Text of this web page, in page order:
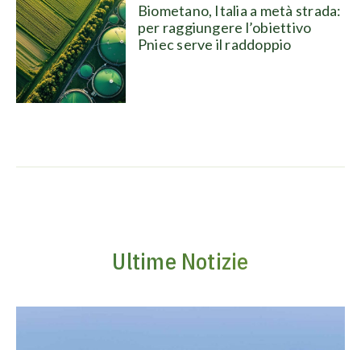
Biometano, Italia a metà strada:
per raggiungere l’obiettivo
Pniec serve il raddoppio
Ultime Notizie